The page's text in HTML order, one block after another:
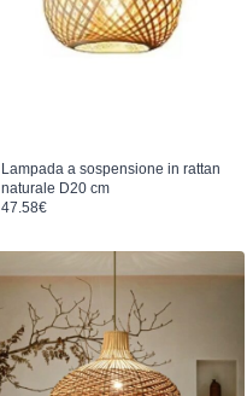
Lampada a sospensione in rattan
naturale D20 cm
47.58€